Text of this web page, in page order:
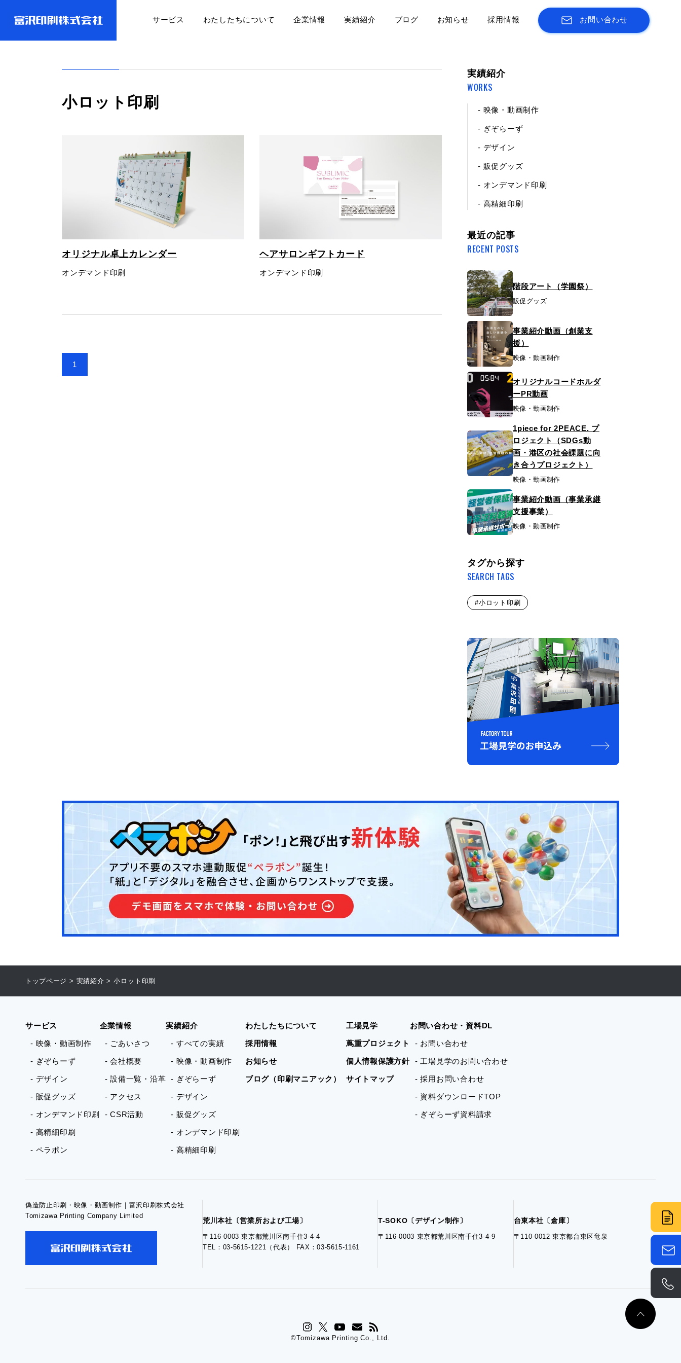
サービス わたしたちについて 企業情報 実績紹介 ブログ お知らせ 採用情報 お問い合わせ
小ロット印刷
オリジナル卓上カレンダー
オンデマンド印刷
ヘアサロンギフトカード
オンデマンド印刷
1
実績紹介
WORKS
- 映像・動画制作
- ぎぞらーず
- デザイン
- 販促グッズ
- オンデマンド印刷
- 高精細印刷
最近の記事
RECENT POSTS
階段アート（学園祭）
販促グッズ
事業紹介動画（創業支
援）
映像・動画制作
オリジナルコードホルダ
ーPR動画
映像・動画制作
1piece for 2PEACE. プ
ロジェクト（SDGs動
画・港区の社会課題に向
き合うプロジェクト）
映像・動画制作
事業紹介動画（事業承継
支援事業）
映像・動画制作
タグから探す
SEARCH TAGS
#小ロット印刷
トップページ > 実績紹介 > 小ロット印刷
サービス
- 映像・動画制作
- ぎぞらーず
- デザイン
- 販促グッズ
- オンデマンド印刷
- 高精細印刷
- ペラポン
企業情報
- ごあいさつ
- 会社概要
- 設備一覧・沿革
- アクセス
- CSR活動
実績紹介
- すべての実績
- 映像・動画制作
- ぎぞらーず
- デザイン
- 販促グッズ
- オンデマンド印刷
- 高精細印刷
わたしたちについて
採用情報
お知らせ
ブログ（印刷マニアック）
工場見学
蔦重プロジェクト
個人情報保護方針
サイトマップ
お問い合わせ・資料DL
- お問い合わせ
- 工場見学のお問い合わせ
- 採用お問い合わせ
- 資料ダウンロードTOP
- ぎぞらーず資料請求
偽造防止印刷・映像・動画制作｜富沢印刷株式会社
Tomizawa Printing Company Limited
荒川本社〔営業所および工場〕
〒116-0003 東京都荒川区南千住3-4-4
TEL：03-5615-1221（代表） FAX：03-5615-1161
T-SOKO〔デザイン制作〕
〒116-0003 東京都荒川区南千住3-4-9
台東本社〔倉庫〕
〒110-0012 東京都台東区竜泉
©Tomizawa Printing Co., Ltd.